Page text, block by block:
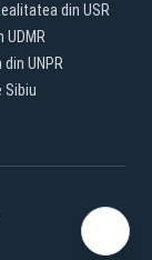
din USR
UDMR
UNPR
Sibiu